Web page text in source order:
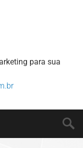
para sua